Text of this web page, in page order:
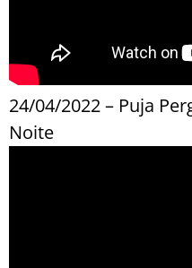
24/04/2022 – Puja
Noite